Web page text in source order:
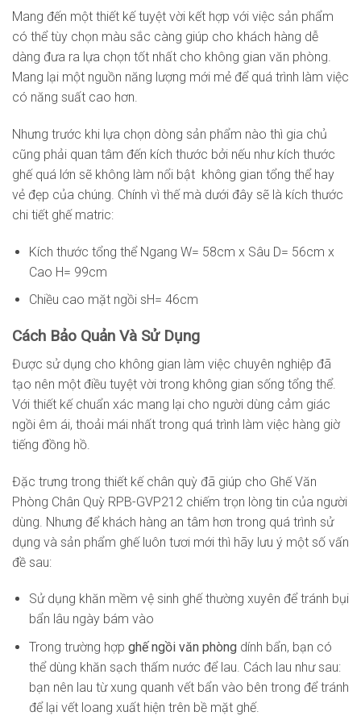
Mang đến một thiết kế tuyệt vời kết hợp với việc sản phẩm
có thể tùy chọn màu sắc càng giúp cho khách hàng dễ
dàng đưa ra lựa chọn tốt nhất cho không gian văn phòng.
Mang lại một nguồn năng lượng mới mẻ để quá trình làm việc
có năng suất cao hơn.
Nhưng trước khi lựa chọn dòng sản phẩm nào thì gia chủ
cũng phải quan tâm đến kích thước bởi nếu như kích thước
ghế quá lớn sẽ không làm nổi bật không gian tổng thể hay
vẻ đẹp của chúng. Chính vì thế mà dưới đây sẽ là kích thước
chi tiết ghế matric:
Kích thước tổng thể Ngang W= 58cm x Sâu D= 56cm x
Cao H= 99cm
Chiều cao mặt ngồi sH= 46cm
Cách Bảo Quản Và Sử Dụng
Được sử dụng cho không gian làm việc chuyên nghiệp đã
tạo nên một điều tuyệt vời trong không gian sống tổng thể.
Với thiết kế chuẩn xác mang lại cho người dùng cảm giác
ngồi êm ái, thoải mái nhất trong quá trình làm việc hàng giờ
tiếng đồng hồ.
Đặc trưng trong thiết kế chân quỳ đã giúp cho Ghế Văn
Phòng Chân Quỳ RPB-GVP212 chiếm trọn lòng tin của người
dùng. Nhưng để khách hàng an tâm hơn trong quá trình sử
dụng và sản phẩm ghế luôn tươi mới thì hãy lưu ý một số vấn
đề sau:
Sử dụng khăn mềm vệ sinh ghế thường xuyên để tránh bụi
bẩn lâu ngày bám vào
Trong trường hợp ghế ngồi văn phòng dính bẩn, bạn có
thể dùng khăn sạch thấm nước để lau. Cách lau như sau:
bạn nên lau từ xung quanh vết bẩn vào bên trong để tránh
để lại vết loang xuất hiện trên bề mặt ghế.